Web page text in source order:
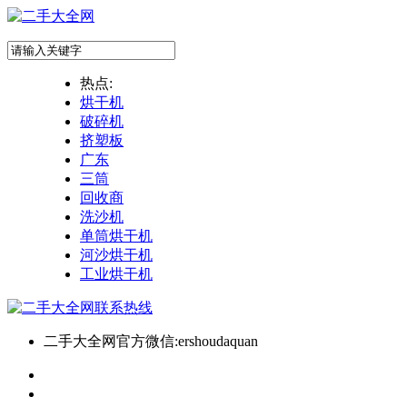
热点:
烘干机
破碎机
挤塑板
广东
三筒
回收商
洗沙机
单筒烘干机
河沙烘干机
工业烘干机
二手大全网官方微信:ershoudaquan